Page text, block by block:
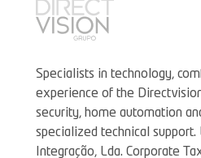
Specialists in technology,
experience of the
security, home automation
specialized technical
Integração, Lda. Corporate